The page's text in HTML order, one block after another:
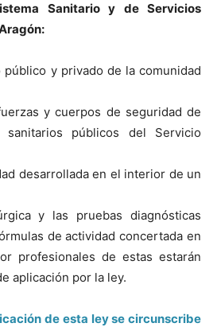
Sanitario y de Servicios
público y privado de la comunidad
y cuerpos de seguridad de
sanitarios públicos del Servicio
desarrollada en el interior de un
y las pruebas diagnósticas
de actividad concertada en
profesionales de estas estarán
aplicación por la ley.
de esta ley se circunscribe